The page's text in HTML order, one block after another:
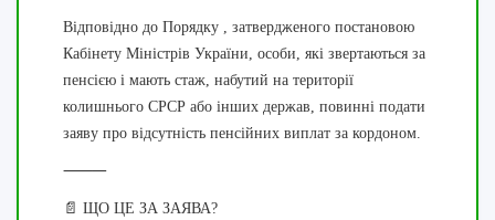
Відповідно до Порядку , затвердженого постановою
Кабінету Міністрів України, особи, які звертаються за
пенсією і мають стаж, набутий на території
колишнього СРСР або інших держав, повинні подати
заяву про відсутність пенсійних виплат за кордоном.
⸻
📄 ЩО ЦЕ ЗА ЗАЯВА?